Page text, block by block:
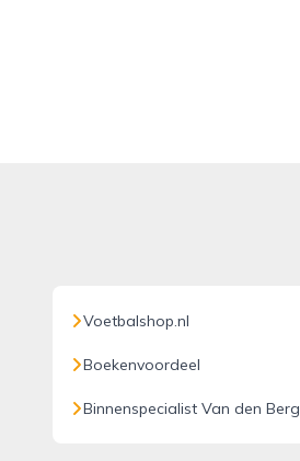
Voetbalshop.nl
Boekenvoordeel
Binnenspecialist Van den Berg